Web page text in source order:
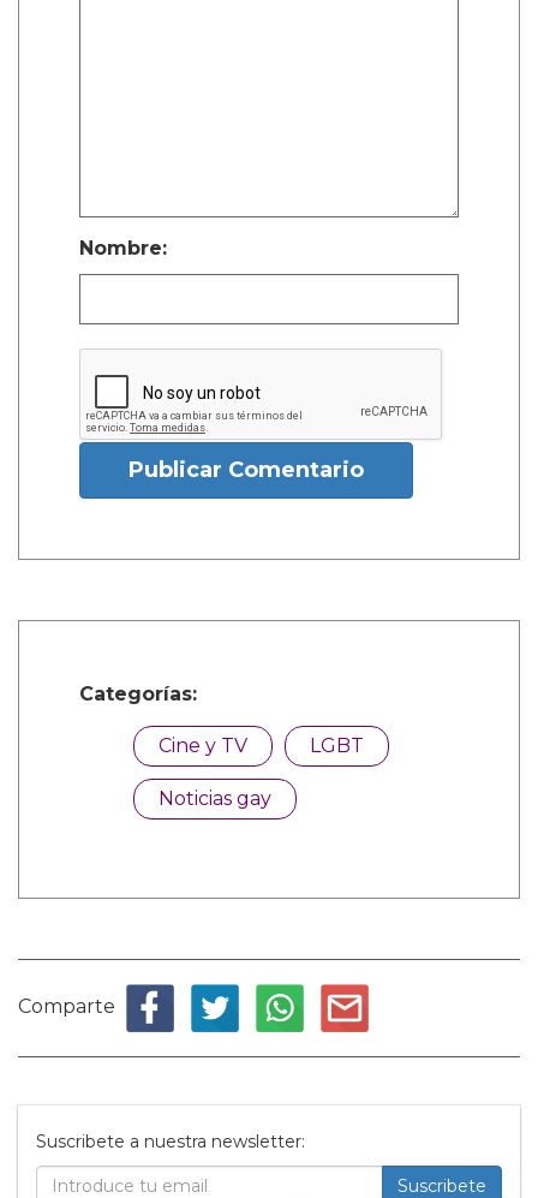
Nombre:
Publicar Comentario
Categorías:
Cine y TV LGBT
Noticias gay
Comparte
Suscribete a nuestra newsletter:
Suscribete